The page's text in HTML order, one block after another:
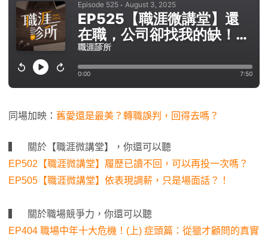
同場加映： 舊愛還是最美？轉職誤判，回得去嗎？
▍ 關於【職涯微講堂】，你還可以聽
EP502【職涯微講堂】履歷已讀不回，可以再投一次嗎？
EP505【職涯微講堂】依表現調薪，只是場面話？！
▍ 關於職場競爭力，你還可以聽
EP404 職場中年十大危機！(上) 症頭篇：從獵才顧問的真實